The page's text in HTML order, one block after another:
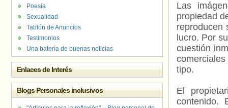
Las
propiedad
reproducen
lucro. Por
cuestión
tipo.
El
contenido.
Poesía
Sexualidad
Tablón de Anuncios
Testimonios
Una batería de buenas noticias
Enlaces de Interés
Blogs Personales inclusivos